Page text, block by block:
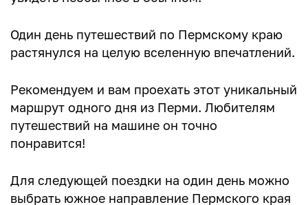
Один день путешествий по Пермскому краю
растянулся на целую вселенную впечатлений.
Рекомендуем и вам проехать этот уникальный
маршрут одного дня из Перми. Любителям
путешествий на машине он точно
понравится!
Для следующей поездки на один день можно
выбрать южное направление Пермского края